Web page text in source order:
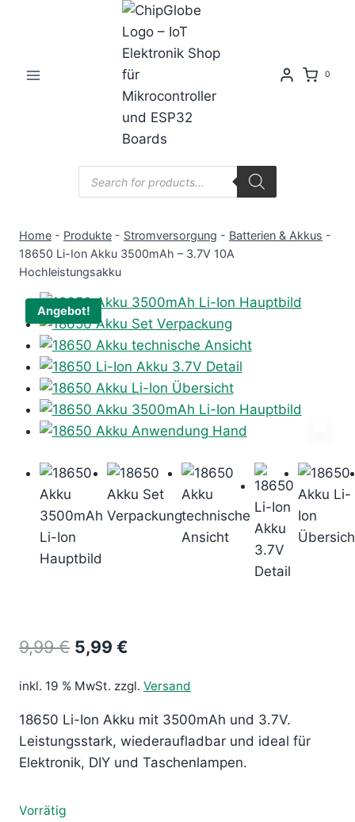
0
Products
search
Home - Produkte - Stromversorgung - Batterien & Akkus -
18650 Li-Ion Akku 3500mAh – 3.7V 10A
Hochleistungsakku
Angebot!
9,99€ Ursprünglicher
9,99 €
5,99 €
ist:
5,99 €.
inkl. 19 % MwSt. zzgl. Versand
18650 Li-Ion Akku mit 3500mAh und 3.7V.
Leistungsstark, wiederaufladbar und ideal für
Elektronik, DIY und Taschenlampen.
Vorrätig